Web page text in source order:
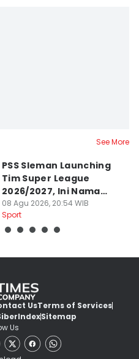
See More
PSS Sleman Launching
Tim Super League
2026/2027, Ini Nama
Para Pemain
08 Agu 2026, 20:54 WIB
Sport
UsTerms of Services
IndexSitemap
Us